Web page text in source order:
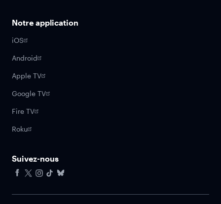
Notre application
iOS
Android
Apple TV
Google TV
Fire TV
Roku
Suivez-nous